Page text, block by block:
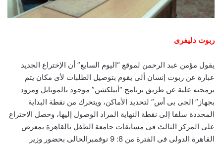
ربوت دليفرى
يقول مؤمن عبد الرحمن لموقع “اليوم السابع” أن الإختراع الجديد
عبارة عن ربوت إنسان ألى يقوم بتوصيل الطلبات لأى مكان يتم
برمجته علية عن طريق برنامج “أبيلكشن” موجود بالموبايل ومزود
بجهاز” الجى بى أس” لتحديد الأماكن، ويتحرك من نقطة البداية
المحددة سلفا إلى نقطة النهاية المراد الوصول إليها، وحصل الاختراع
على المركز الثالث فى مسابقات جامعة الطفل بالقاهرة بمعرض
القاهرة الدولى فى الفترة من 8: 9 نوفمبرالحالى بحضور وزير